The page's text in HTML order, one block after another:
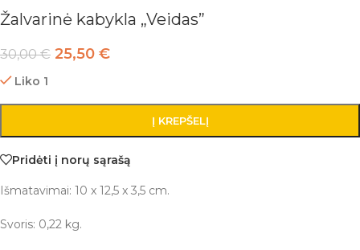
Žalvarinė kabykla „Veidas”
30,00€ 25,50 €
Liko 1
Į KREPŠELĮ
Pridėti į norų sąrašą
Išmatavimai: 10 x 12,5 x 3,5 cm.
Svoris: 0,22 kg.